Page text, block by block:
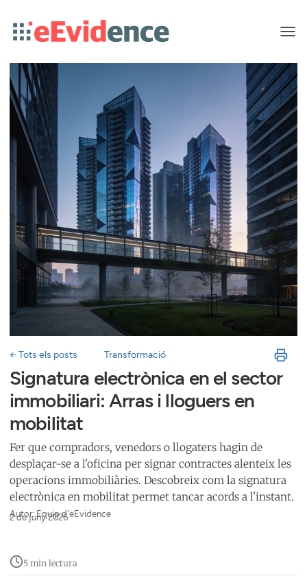
menu
← Tots els posts Transformació
Signatura electrònica en el sector
immobiliari: Arras i lloguers en
mobilitat
Fer que compradors, venedors o llogaters hagin de
desplaçar-se a l'oficina per signar contractes alenteix les
operacions immobiliàries. Descobreix com la signatura
electrònica en mobilitat permet tancar acords a l'instant.
Autor: Equip d'eEvidence
2 de juny 2026
5 min lectura